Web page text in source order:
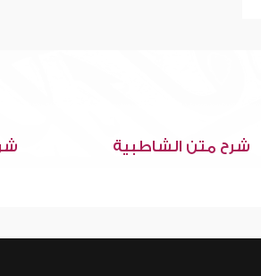
شرح متن الشاطبية